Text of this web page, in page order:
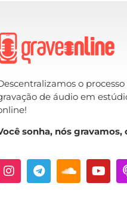
o
de áudio em
sonha, nós gravamos,